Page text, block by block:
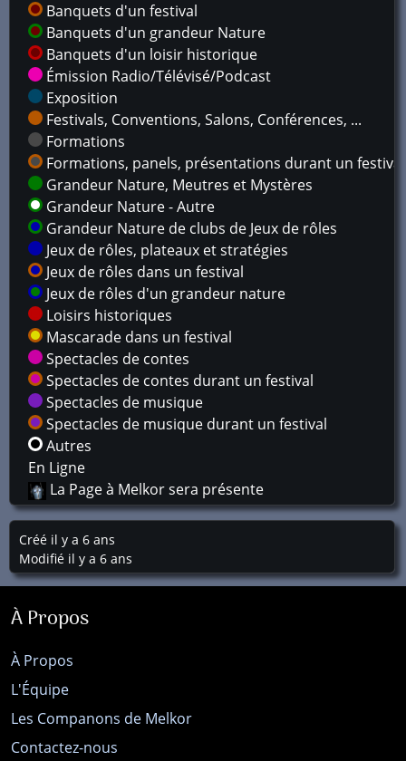
Banquets d'un festival
Banquets d'un grandeur Nature
Banquets d'un loisir historique
Émission Radio/Télévisé/Podcast
Exposition
Festivals, Conventions, Salons, Conférences, ...
Formations
Formations, panels, présentations durant un festival
Grandeur Nature, Meutres et Mystères
Grandeur Nature - Autre
Grandeur Nature de clubs de Jeux de rôles
Jeux de rôles, plateaux et stratégies
Jeux de rôles dans un festival
Jeux de rôles d'un grandeur nature
Loisirs historiques
Mascarade dans un festival
Spectacles de contes
Spectacles de contes durant un festival
Spectacles de musique
Spectacles de musique durant un festival
Autres
En Ligne
La Page à Melkor sera présente
Créé il y a 6 ans
Modifié il y a 6 ans
À Propos
À Propos
L'Équipe
Les Companons de Melkor
Contactez-nous